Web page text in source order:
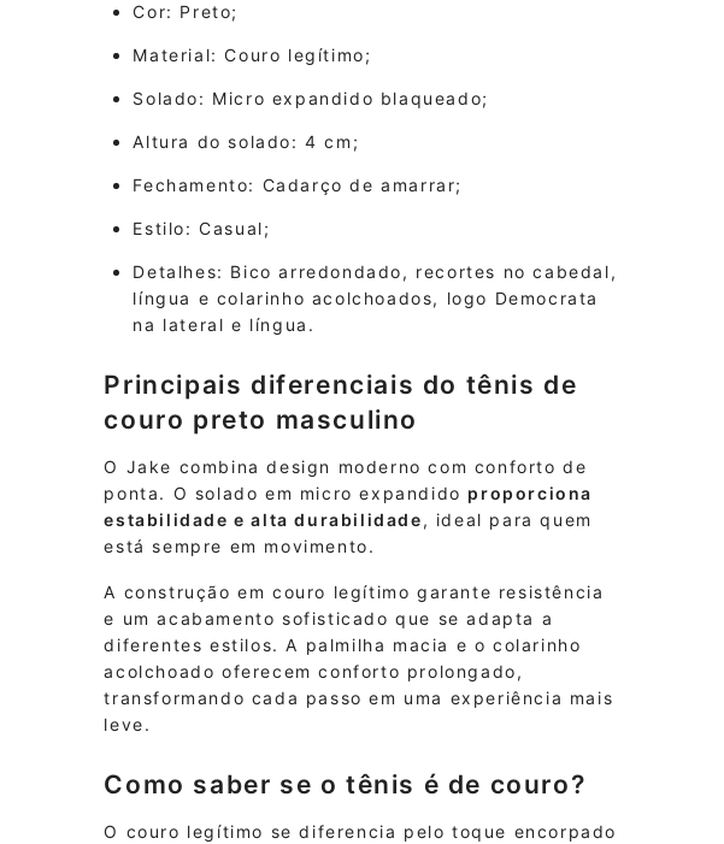
Cor: Preto;
Material: Couro legítimo;
Solado: Micro expandido blaqueado;
Altura do solado: 4 cm;
Fechamento: Cadarço de amarrar;
Estilo: Casual;
Detalhes: Bico arredondado, recortes no cabedal,
língua e colarinho acolchoados, logo Democrata
na lateral e língua.
Principais diferenciais do tênis de
couro preto masculino
O Jake combina design moderno com conforto de
ponta. O solado em micro expandido proporciona
estabilidade e alta durabilidade, ideal para quem
está sempre em movimento.
A construção em couro legítimo garante resistência
e um acabamento sofisticado que se adapta a
diferentes estilos. A palmilha macia e o colarinho
acolchoado oferecem conforto prolongado,
transformando cada passo em uma experiência mais
leve.
Como saber se o tênis é de couro?
O couro legítimo se diferencia pelo toque encorpado